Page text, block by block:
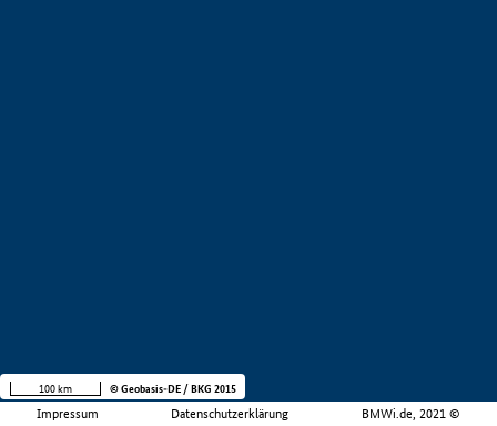
Impressum Datenschutzerklärung BMWi.de, 2021 ©
100 km © Geobasis-DE / BKG 2015